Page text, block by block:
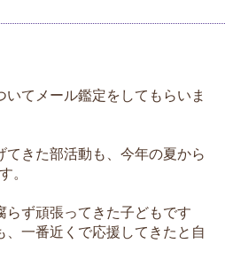
てメール鑑定をしてもらいま
きた部活動も、今年の夏から
。
ず頑張ってきた子どもです
一番近くで応援してきたと自